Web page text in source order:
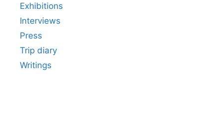
Exhibitions
Interviews
Press
Trip diary
Writings